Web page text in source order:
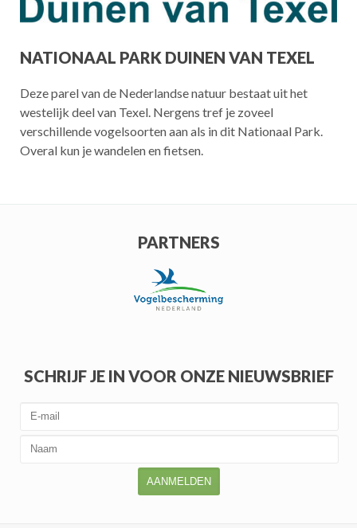
NATIONAAL PARK DUINEN VAN TEXEL
Deze parel van de Nederlandse natuur bestaat uit het
westelijk deel van Texel. Nergens tref je zoveel
verschillende vogelsoorten aan als in dit Nationaal Park.
Overal kun je wandelen en fietsen.
PARTNERS
SCHRIJF JE IN VOOR ONZE NIEUWSBRIEF
AANMELDEN